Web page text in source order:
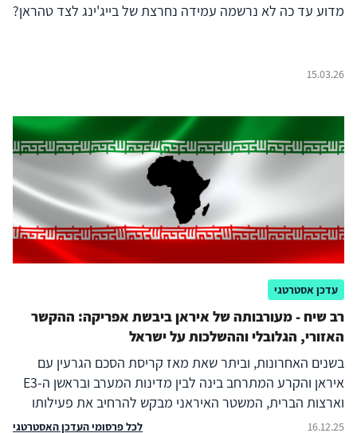
מדוע עד כה לא נרשמה עמידה נחרצת של בייג'ינג לצד טהראן?
15.03.26
עדכן אסטרטגי
רב שיח - מעורבותה של איראן ביבשת אפריקה: ההקשר
האזורי, הגלובלי וההשלכות על ישראל
בשנים האחרונות, וביתר שאת מאז קריסת הסכם הגרעין עם
איראן והקרע המתרחב בינה לבין מדינות המערב ובראשן ה-E3
וארצות הברית, המשטר האיראני מבקש להרחיב את פעילותו
ברחבי יבשת אפריקה באופן המתכתב עם המהלכים של רוסיה,
16.12.25 לכל פרסומי העדכן האסטרטגי